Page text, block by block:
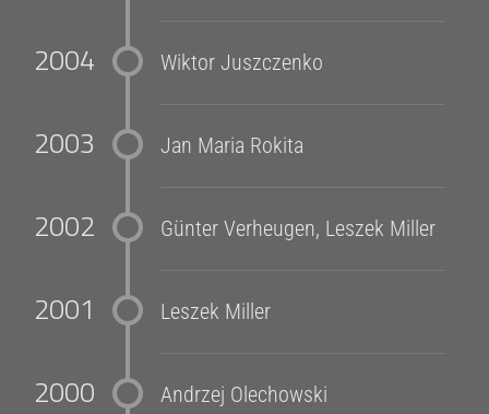
2004 Wiktor Juszczenko
2003 Jan Maria Rokita
2002 Günter Verheugen, Leszek Miller
2001 Leszek Miller
2000 Andrzej Olechowski